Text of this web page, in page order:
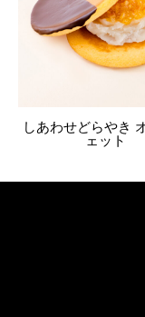
しあわせどらやき
ェット